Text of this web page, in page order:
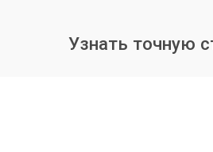
блокировкой учетных записей.
Мы предлагаем комплексный подход
Узнать точную